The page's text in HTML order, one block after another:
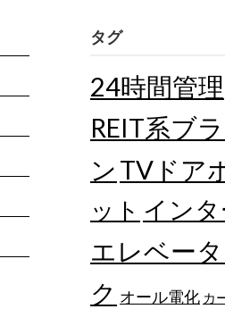
タグ
24時間管理
REIT系ブ
ン TVドア
ット イン
エレベー
ク オール電化 カ